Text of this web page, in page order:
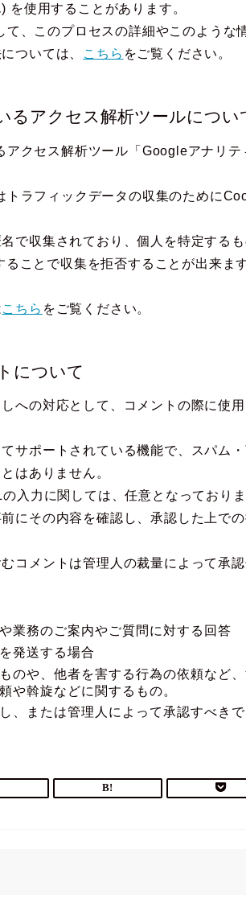
を使用することがあります。
て、このプロセスの詳細やこのような
ついては、
こちら をご覧ください。
るアクセス解析ツールについ
クセス解析ツール「Googleアナリテ
ラフィックデータの収集のために
で収集されており、個人を特定するも
ことで収集を拒否することが出来ま
こちら をご覧ください。
について
への対応として、コメントの際に使
サポートされている機能で、スパム
はありません。
入力に関しては、任意となっておりま
にその内容を確認し、承認した上で
コメントは管理人の裁量によって承
業務のご案内やご質問に対する回答
発送する場合
のや、他者を害する行為の依頼など
や斡旋などに関するもの。
、または管理人によって承認すべき